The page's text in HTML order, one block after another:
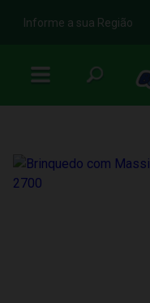
b
Informe a sua Região